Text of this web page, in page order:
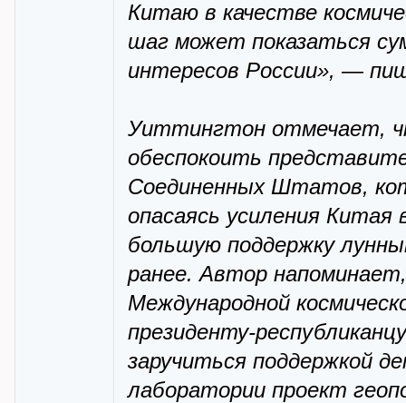
Китаю в качестве
шаг может показаться
интересов России», —
Уиттингтон отмечает,
обеспокоить
Соединенных Штатов,
опасаясь усиления
большую поддержку
ранее. Автор
Международной
президенту-
заручиться поддержкой
лаборатории проект